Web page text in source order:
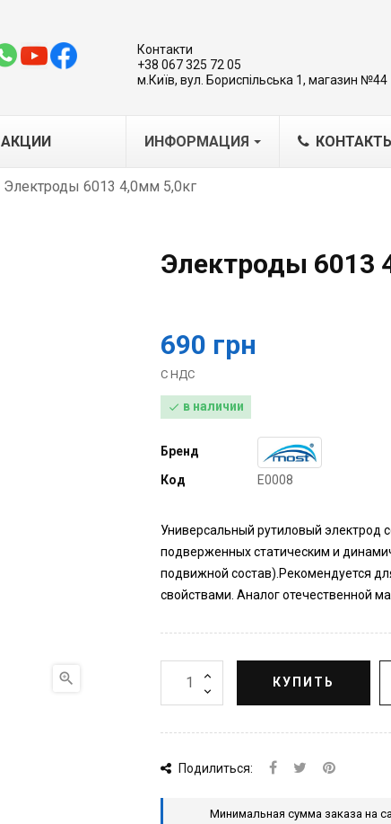
Контакти
+38 067 325 72 05
м.Київ, вул. Бориспільська 1, магазин №44
Лазерная обработка металлов
АКЦИИ ИНФОРМАЦИЯ
Электроды 6013 4,0мм 5,0кг

Электроды 6013
690 грн
С НДС
 в наличии
Бренд
Код
E0008
Универсальный рутиловый электрод
подверженных статическим и
подвижной состав).Рекомендуется
свойствами. Аналог отечественной
КУПИТЬ
Подилиться:
Минимальная сумма заказа на